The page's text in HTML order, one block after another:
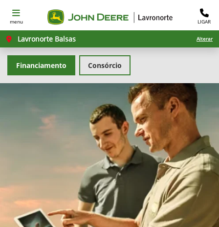
menu LIGAR
Lavronorte Balsas Alterar
Consórcio
Financiamento